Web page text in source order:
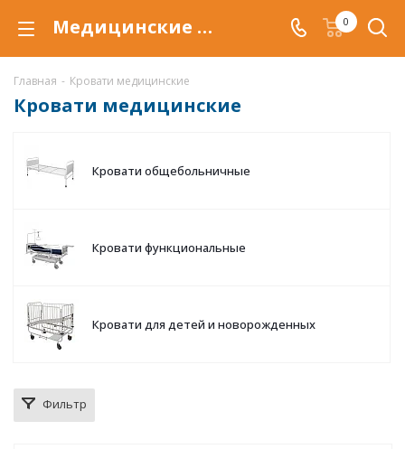
Медицинские кровати Hilfe купить по низкой цене в Воронеже, для ухода и перемещения пациента в медицинских учреждениях. 0
Главная - Кровати медицинские
Кровати медицинские
Кровати общебольничные
Кровати функциональные
Кровати для детей и новорожденных
Фильтр